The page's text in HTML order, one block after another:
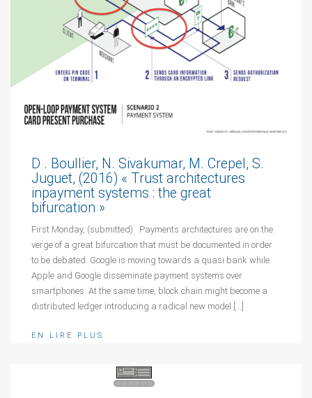
D . Boullier, N. Sivakumar, M. Crepel, S.
Juguet, (2016) « Trust architectures
inpayment systems : the great
bifurcation »
First Monday, (submitted) Payments architectures are on the
verge of a great bifurcation that must be documented in order
to be debated. Google is moving towards a quasi bank while
Apple and Google disseminate payment systems over
smartphones. At the same time, block chain might become a
distributed ledger introducing a radical new model […]
EN LIRE PLUS